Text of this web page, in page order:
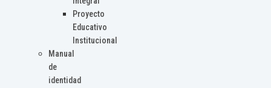
Proyecto
Educativo
Institucional
Manual
de
identidad